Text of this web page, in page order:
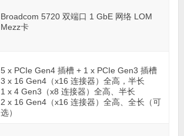
Broadcom 5720 双端口 1 GbE 网络 LOM
Mezz卡
5 x PCIe Gen4 插槽 + 1 x PCIe Gen3 插槽
3 x 16 Gen4（x16 连接器）全高，半长
1 x 4 Gen3（x8 连接器）全高、半长
2 x 16 Gen4（x16 连接器）全高、全长（可
选）